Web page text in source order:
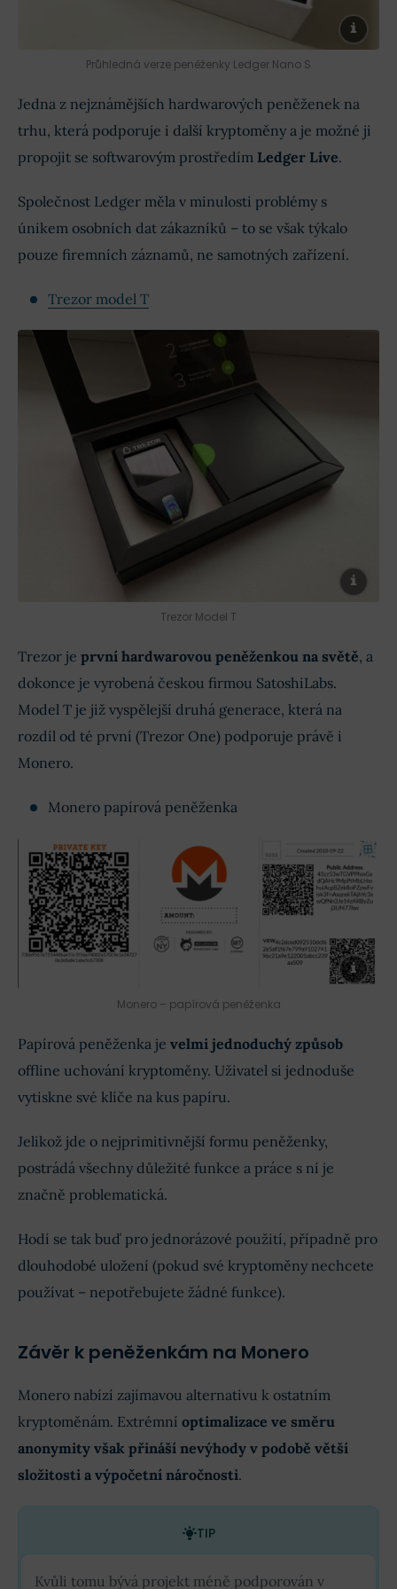
Průhledná verze peněženky Ledger Nano S
Jedna z nejznámějších hardwarových peněženek na
trhu, která podporuje i další kryptoměny a je možné ji
propojit se softwarovým prostředím Ledger Live.
Společnost Ledger měla v minulosti problémy s
únikem osobních dat zákazníků – to se však týkalo
pouze firemních záznamů, ne samotných zařízení.
Trezor model T
Trezor Model T
Trezor je první hardwarovou peněženkou na světě, a
dokonce je vyrobená českou firmou SatoshiLabs.
Model T je již vyspělejší druhá generace, která na
rozdíl od té první (Trezor One) podporuje právě i
Monero.
Monero papírová peněženka
Monero – papírová peněženka
Papírová peněženka je velmi jednoduchý způsob
offline uchování kryptoměny. Uživatel si jednoduše
vytiskne své klíče na kus papíru.
Jelikož jde o nejprimitivnější formu peněženky,
postrádá všechny důležité funkce a práce s ní je
značně problematická.
Hodí se tak buď pro jednorázové použití, případně pro
dlouhodobé uložení (pokud své kryptoměny nechcete
používat – nepotřebujete žádné funkce).
Závěr k peněženkám na Monero
Monero nabízí zajímavou alternativu k ostatním
kryptoměnám. Extrémní optimalizace ve směru
anonymity však přináší nevýhody v podobě větší
složitosti a výpočetní náročnosti.
TIP
Kvůli tomu bývá projekt méně podporován v